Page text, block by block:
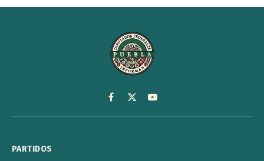
Facebook
X
(Twitter)
YouTube
PARTIDOS